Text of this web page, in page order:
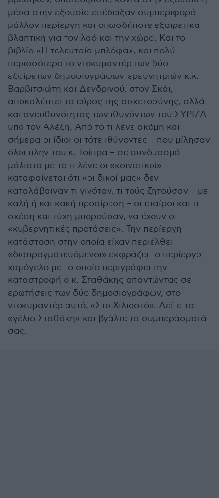
μέσα στην εξουσία επέδειξαν συμπεριφορά
μάλλον περίεργη και οπωσδήποτε εξαιρετικά
βλαπτική για τον λαό και την χώρα. Και το
βιβλίο «Η τελευταία μπλόφα», και πολύ
περισσότερο το ντοκυμαντέρ των δύο
εξαίρετων δημοσιογράφων-ερευνητριών κ.κ.
Βαρβιτσιώτη και Δενδρινού, στον Σκάι,
αποκαλύπτει το εύρος της ασχετοσύνης, αλλά
και ανευθυνότητας των ιθυνόντων του ΣΥΡΙΖΑ
υπό τον Αλέξη. Από το τι λένε ακόμη και
σήμερα οι ίδιοι οι τότε ιθύνοντες – που μίλησαν
όλοι πλην του κ. Τσίπρα – σε συνδυασμό
μάλιστα με το τι λένε οι «κοινοτικοί»
καταφαίνεται ότι «οι δικοί μας» δεν
καταλάβαιναν τι γινόταν, τι τούς ζητούσαν – με
καλή ή και κακή προαίρεση – οι εταίροι και τι
σχέση και τύχη μπορούσαν, να έχουν οι
«κυβερνητικές προτάσεις». Την περίεργη
κατάσταση στην οποία είχαν περιέλθει
«διαπραγματευόμενοι» εκφράζει το περίεργο
χαμόγελο με το οποίο περιγράφει την
καταστροφή ο κ. Σταθάκης απαντώντας σε
ερωτήσεις των δύο δημοσιογράφων, στο
ντοκυμαντέρ αυτό, «Στο Χιλιοστό». Δείτε το
«γέλιο Σταθάκη» και βγάλτε τα συμπεράσματά
σας.